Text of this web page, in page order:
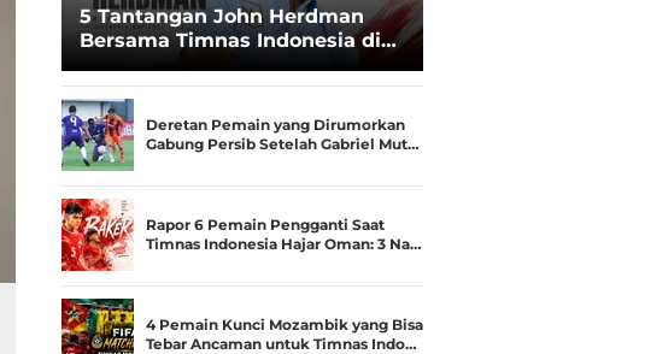
5 Tantangan John Herdman
Bersama Timnas Indonesia di
Spesialis Runner-up Menjadi
Juara
Deretan Pemain yang Dirumorkan
Gabung Persib Setelah Gabriel Mut…
Rapor 6 Pemain Pengganti Saat
Timnas Indonesia Hajar Oman: 3 Na…
4 Pemain Kunci Mozambik yang Bisa
Tebar Ancaman untuk Timnas Indo…